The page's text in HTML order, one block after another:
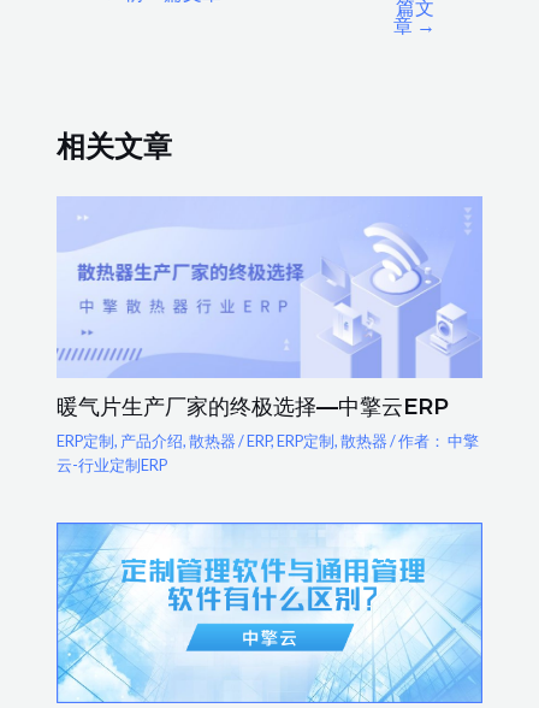
篇文
章 →
相关文章
暖气片生产厂家的终极选择—中擎云ERP
ERP定制, 产品介绍,散热器/ERP,ERP定制,散热器/ 作者： 中擎
云-行业定制ERP